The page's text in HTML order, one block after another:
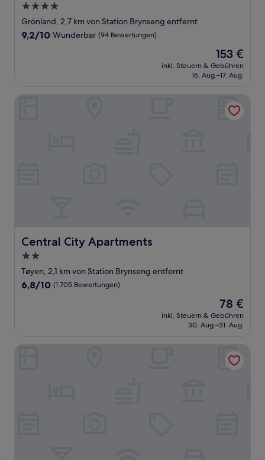
4.0-
Sterne-
Unterkunft
Grönland, 2,7 km von Station Brynseng entfernt
9.2
9,2/10 Wunderbar (94 Bewertungen)
Der
Preis
beträgt
153 €
inkl. Steuern & Gebühren
16. Aug.–17. Aug.
Central City Apartments
Central City Apartments
2.0-
Sterne-
Unterkunft
Tøyen, 2,1 km von Station Brynseng entfernt
6.8
6,8/10 (1.705 Bewertungen)
Der
Preis
beträgt
78 €
inkl. Steuern & Gebühren
30. Aug.–31. Aug.